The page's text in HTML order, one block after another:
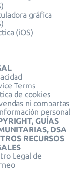
gráfica
(iOS)
Terms
de cookies
ni compartas
personal
GUÍAS
DSA
RECURSOS
Legal de